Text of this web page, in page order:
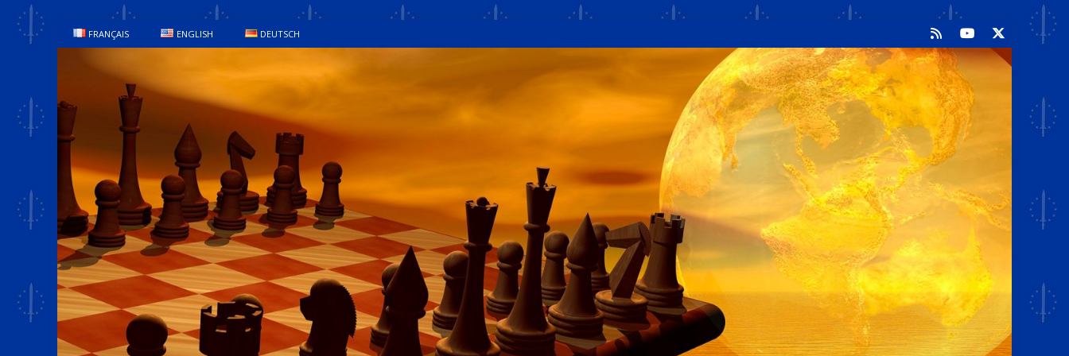
FRANÇAIS ENGLISH DEUTSCH